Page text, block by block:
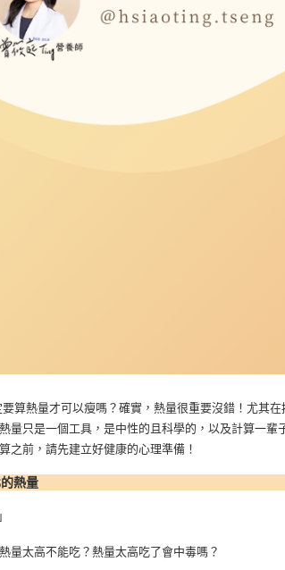
算熱量才可以瘦嗎？確實，熱量很重要沒錯！尤其
量只是一個工具，是中性的且科學的，以及計算一
之前，請先建立好健康的心理準備！
熱量
量太高不能吃？熱量太高吃了會中毒嗎？